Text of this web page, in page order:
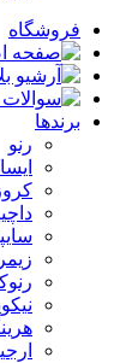
فروشگاه
برندها
رنو
زیمر